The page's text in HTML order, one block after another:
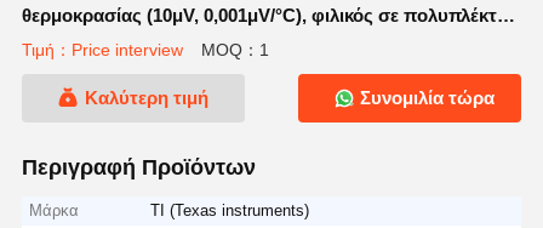
θερμοκρασίας (10μV, 0,001μV/°C), φιλικός σε πολυπλέκτη,
χαμηλός θόρυβος, λειτουργικός ενισχυτής ακριβείας RRO,
Τιμή：Price interview MOQ：1
Καλύτερη τιμή Συνομιλία τώρα
Περιγραφή Προϊόντων
Μάρκα
TI (Texas instruments)